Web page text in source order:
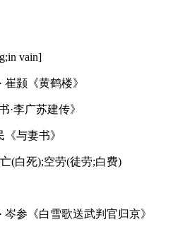
vain]
颢《黄鹤楼》
李广苏建传》
与妻书》
(白死);空劳(徒劳;白费)
参《白雪歌送武判官归京》